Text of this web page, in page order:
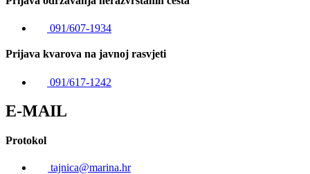
091/607-1934
Prijava kvarova na javnoj rasvjeti
091/617-1242
E-MAIL
Protokol
tajnica@marina.hr